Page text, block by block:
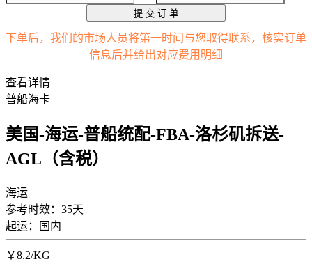
提 交 订 单
下单后，我们的市场人员将第一时间与您取得联系，核实订单
信息后并给出对应费用明细
查看详情
普船海卡
美国-海运-普船统配-FBA-洛杉矶拆送-
AGL（含税）
海运
参考时效：35天
起运：国内
￥8.2/KG